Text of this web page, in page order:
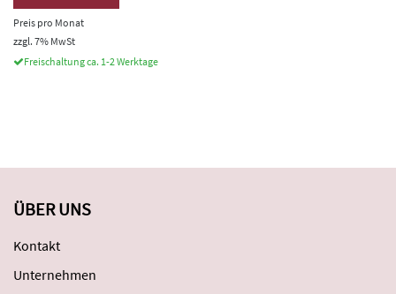
Preis pro Monat
zzgl. 7% MwSt
Freischaltung ca. 1-2 Werktage
ÜBER UNS
Kontakt
Unternehmen